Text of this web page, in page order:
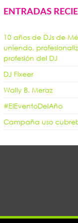
ENTRADAS
10 años de DJs de
uniendo,
profesión del DJ
DJ Fixeer
Wally B. Meraz
#ElEventoDelAño
Campaña uso